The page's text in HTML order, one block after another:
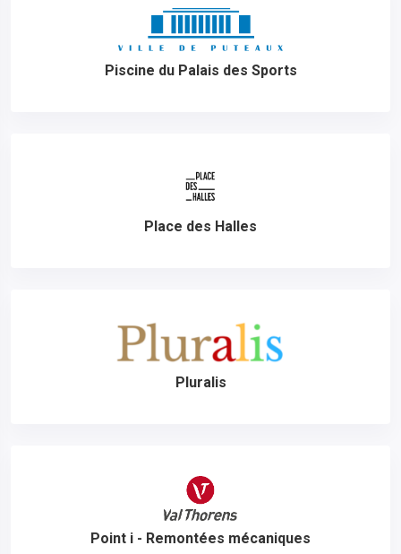
Piscine du Palais des Sports
Place des Halles
Pluralis
Point i - Remontées mécaniques